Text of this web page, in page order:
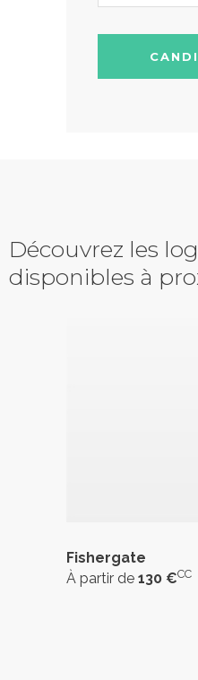
Découvrez les
disponibles à
Fishergate
À partir de 130 €CC